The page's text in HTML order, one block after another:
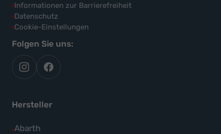
Informationen zur Barrierefreiheit
Datenschutz
Cookie-Einstellungen
Folgen Sie uns:
autoflex
auf
autoflex24
auf
Hersteller
Abarth
Alle